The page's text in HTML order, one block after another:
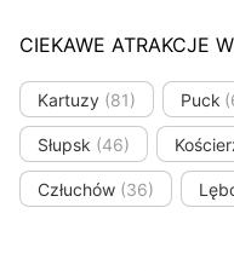
CIEKAWE ATRAKCJE
Kartuzy (81) Puck
Słupsk (46)
Człuchów (36)